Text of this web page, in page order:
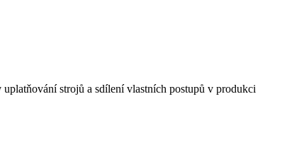
strojů a sdílení vlastních postupů v produkci